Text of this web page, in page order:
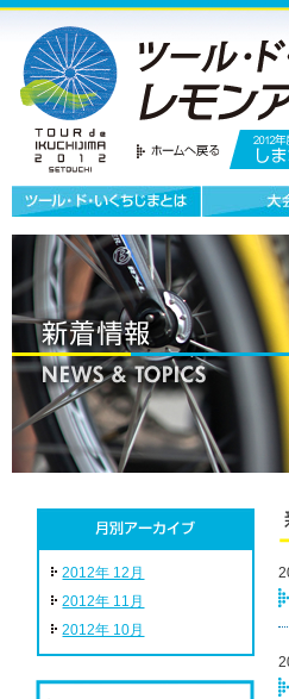
2012年 12月
2012年 11月
2012年 10月